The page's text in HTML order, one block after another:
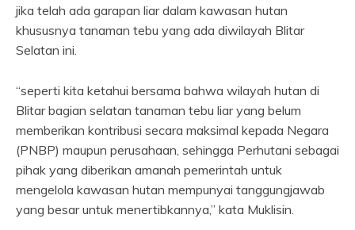
jika telah ada garapan liar dalam kawasan hutan
khususnya tanaman tebu yang ada diwilayah Blitar
Selatan ini.
“seperti kita ketahui bersama bahwa wilayah hutan di
Blitar bagian selatan tanaman tebu liar yang belum
memberikan kontribusi secara maksimal kepada Negara
(PNBP) maupun perusahaan, sehingga Perhutani sebagai
pihak yang diberikan amanah pemerintah untuk
mengelola kawasan hutan mempunyai tanggungjawab
yang besar untuk menertibkannya,” kata Muklisin.